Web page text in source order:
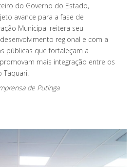
do Governo do Estado,
avance para a fase de
Municipal reitera seu
regional e com a
públicas que fortaleçam a
mais integração entre os
Taquari.
de Putinga